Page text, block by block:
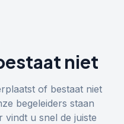
niet
of bestaat niet
begeleiders staan
u snel de juiste